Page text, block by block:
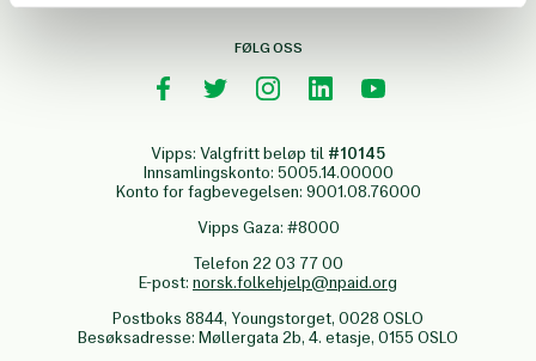
FØLG OSS
Vipps: Valgfritt beløp til #10145
Innsamlingskonto: 5005.14.00000
Konto for fagbevegelsen: 9001.08.76000
Vipps Gaza: #8000
Telefon 22 03 77 00
E-post: norsk.folkehjelp@npaid.org
Postboks 8844, Youngstorget, 0028 OSLO
Besøksadresse: Møllergata 2b, 4. etasje, 0155 OSLO